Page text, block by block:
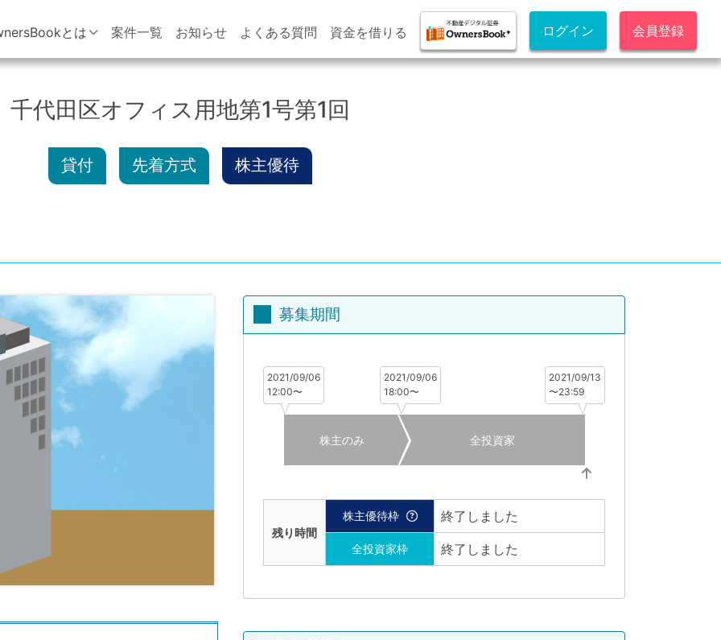
とは 案件一覧 お知らせ よくある質問 資金を借りる ログイン 会員登録
千代田区オフィス用地第1号第1回
貸付 先着方式 株主優待
募集期間
2021/09/06
12:00〜
2021/09/06
18:00〜
2021/09/13
〜23:59
株主のみ 全投資家
残り時間
株主優待枠 終了しました
全投資家枠 終了しました